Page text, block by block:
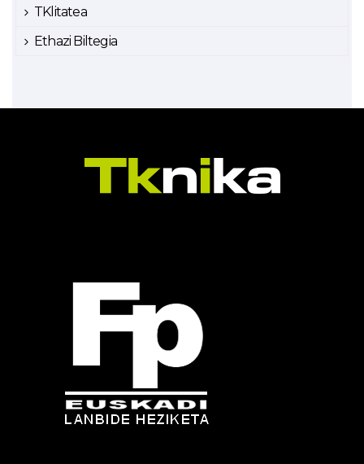
TKlitatea
Ethazi Biltegia